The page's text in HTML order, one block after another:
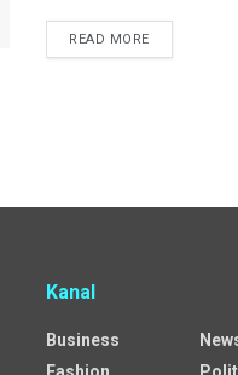
READ MORE
Kanal
Business